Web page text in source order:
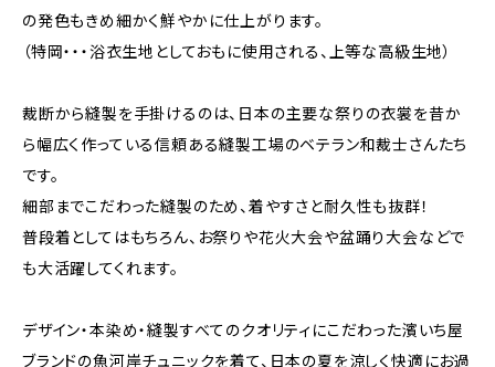
の発色もきめ細かく鮮やかに仕上がります。
（特岡・・・浴衣生地としておもに使用される、上等な高級生地）
裁断から縫製を手掛けるのは、日本の主要な祭りの衣裳を昔か
ら幅広く作っている信頼ある縫製工場のベテラン和裁士さんたち
です。
細部までこだわった縫製のため、着やすさと耐久性も抜群！
普段着としてはもちろん、お祭りや花火大会や盆踊り大会などで
も大活躍してくれます。
デザイン・本染め・縫製すべてのクオリティにこだわった濱いち屋
ブランドの魚河岸チュニックを着て、日本の夏を涼しく快適にお過